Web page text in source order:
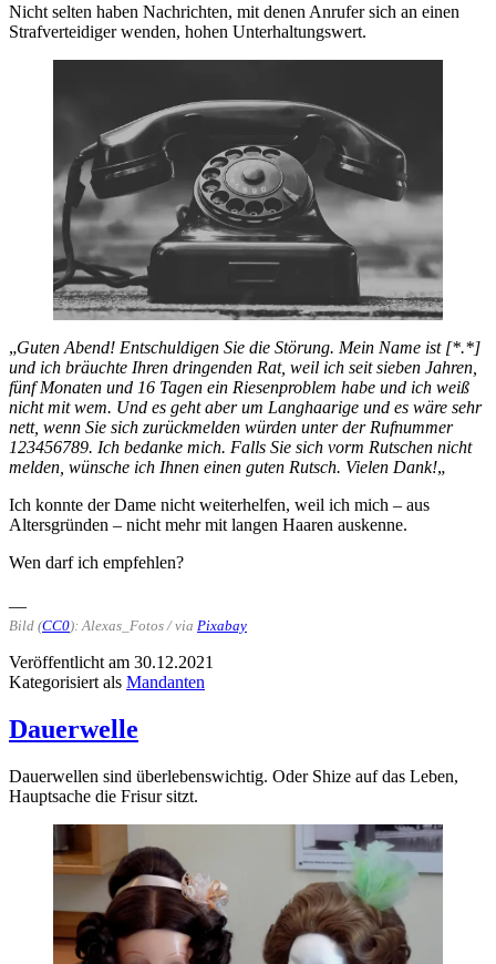
Nicht selten haben Nachrichten, mit denen Anrufer sich an einen
Strafverteidiger wenden, hohen Unterhaltungswert.
„Guten Abend! Entschuldigen Sie die Störung. Mein Name ist [*.*]
und ich bräuchte Ihren dringenden Rat, weil ich seit sieben Jahren,
fünf Monaten und 16 Tagen ein Riesenproblem habe und ich weiß
nicht mit wem. Und es geht aber um Langhaarige und es wäre sehr
nett, wenn Sie sich zurückmelden würden unter der Rufnummer
123456789. Ich bedanke mich. Falls Sie sich vorm Rutschen nicht
melden, wünsche ich Ihnen einen guten Rutsch. Vielen Dank!„
Ich konnte der Dame nicht weiterhelfen, weil ich mich – aus
Altersgründen – nicht mehr mit langen Haaren auskenne.
Wen darf ich empfehlen?
Bild (CC0): Alexas_Fotos / via Pixabay
Veröffentlicht am 30.12.2021
Kategorisiert als Mandanten
Dauerwelle
Dauerwellen sind überlebenswichtig. Oder Shize auf das Leben,
Hauptsache die Frisur sitzt.